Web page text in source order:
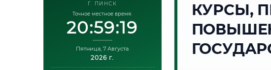
Г. ПИНСК
Точное местное время:
20:59:20
Пятница, 7 Августа
2026 г.
КУРСЫ,